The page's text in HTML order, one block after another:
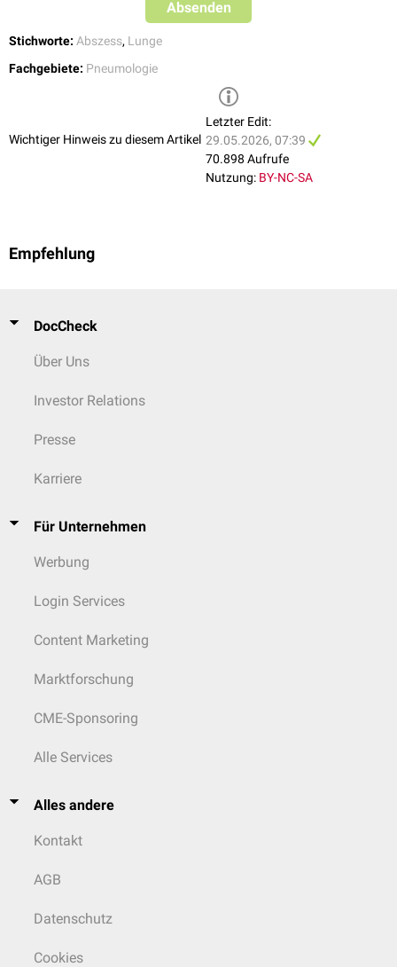
Absenden
Stichworte: Abszess, Lunge
Fachgebiete: Pneumologie
Wichtiger Hinweis zu diesem Artikel
Letzter Edit:
29.05.2026, 07:39
70.898 Aufrufe
Nutzung: BY-NC-SA
Empfehlung
DocCheck
Über Uns
Investor Relations
Presse
Karriere
Für Unternehmen
Werbung
Login Services
Content Marketing
Marktforschung
CME-Sponsoring
Alle Services
Alles andere
Kontakt
AGB
Datenschutz
Cookies